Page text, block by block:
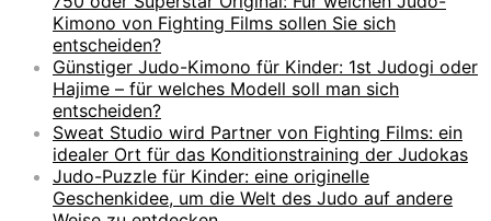
Kimono von Fighting Films sollen Sie sich
entscheiden?
Günstiger Judo-Kimono für Kinder: 1st Judogi oder
Hajime – für welches Modell soll man sich
entscheiden?
Sweat Studio wird Partner von Fighting Films: ein
idealer Ort für das Konditionstraining der Judokas
Judo-Puzzle für Kinder: eine originelle
Geschenkidee, um die Welt des Judo auf andere